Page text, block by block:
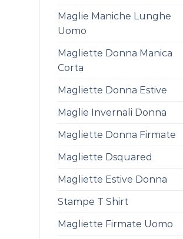
Maglie Maniche Lunghe
Uomo
Magliette Donna Manica
Corta
Magliette Donna Estive
Maglie Invernali Donna
Magliette Donna Firmate
Magliette Dsquared
Magliette Estive Donna
Stampe T Shirt
Magliette Firmate Uomo